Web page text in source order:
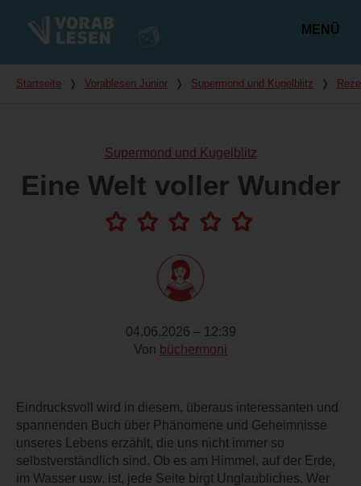
MENÜ
Du bist hier
Startseite ❭ Vorablesen Junior ❭ Supermond und Kugelblitz ❭
Supermond und Kugelblitz
Eine Welt voller Wunder
04.06.2026 – 12:39
Von büchermoni
Eindrucksvoll wird in diesem, überaus interessanten und
spannenden Buch über Phänomene und Geheimnisse
unseres Lebens erzählt, die uns nicht immer so
selbstverständlich sind. Ob es am Himmel, auf der Erde,
im Wasser usw. ist, jede Seite birgt Unglaubliches. Wer